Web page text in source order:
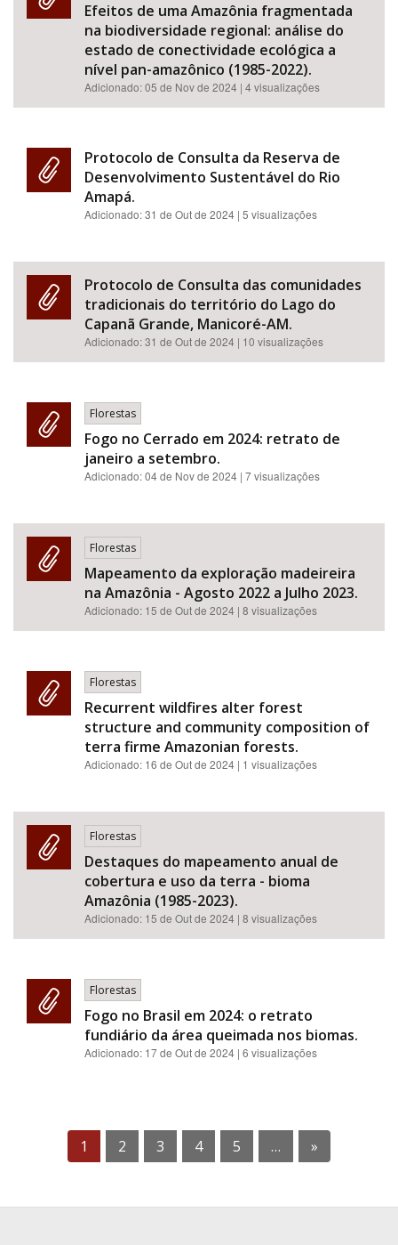
Efeitos de uma Amazônia fragmentada
na biodiversidade regional: análise do
estado de conectividade ecológica a
nível pan-amazônico (1985-2022).
Adicionado:05 de Nov de 2024 | 4 visualizações
Protocolo de Consulta da Reserva de
Desenvolvimento Sustentável do Rio
Amapá.
Adicionado:31 de Out de 2024 | 5 visualizações
Protocolo de Consulta das comunidades
tradicionais do território do Lago do
Capanã Grande, Manicoré-AM.
Adicionado:31 de Out de 2024 | 10 visualizações
Florestas
Fogo no Cerrado em 2024: retrato de
janeiro a setembro.
Adicionado:04 de Nov de 2024 | 7 visualizações
Florestas
Mapeamento da exploração madeireira
na Amazônia - Agosto 2022 a Julho 2023.
Adicionado: 15 de Out de 2024 | 8 visualizações
Florestas
Recurrent wildfires alter forest
structure and community composition of
terra firme Amazonian forests.
Adicionado: 16 de Out de 2024 | 1 visualizações
Florestas
Destaques do mapeamento anual de
cobertura e uso da terra - bioma
Amazônia (1985-2023).
Adicionado: 15 de Out de 2024 | 8 visualizações
Florestas
Fogo no Brasil em 2024: o retrato
fundiário da área queimada nos biomas.
Adicionado: 17 de Out de 2024 | 6 visualizações
1 2 3 4 5 … »